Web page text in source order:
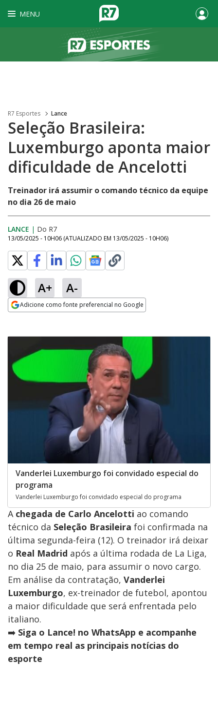
MENU
R7 Esportes Lance
Seleção Brasileira:
Luxemburgo aponta maior
dificuldade de Ancelotti
Treinador irá assumir o comando técnico da equipe
no dia 26 de maio
LANCE | Do R7
13/05/2025 - 10H06 (ATUALIZADO EM 13/05/2025 - 10H06)
A+ A-
Adicione como fonte preferencial no Google
Vanderlei Luxemburgo foi convidado especial do
programa
Vanderlei Luxemburgo foi convidado especial do programa
A chegada de Carlo Ancelotti ao comando
técnico da Seleção Brasileira foi confirmada na
última segunda-feira (12). O treinador irá deixar
o Real Madrid após a última rodada de La Liga,
no dia 25 de maio, para assumir o novo cargo.
Em análise da contratação, Vanderlei
Luxemburgo, ex-treinador de futebol, apontou
a maior dificuldade que será enfrentada pelo
italiano.
➡️ Siga o Lance! no WhatsApp e acompanhe
em tempo real as principais notícias do
esporte